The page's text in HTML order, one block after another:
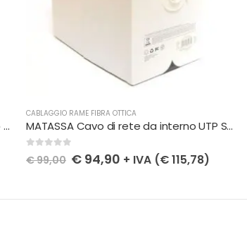
MATASSA Cavo di rete non schermato cat 5E FTP Maxcable filo cat. 5e 305m
CABLAGGIO RAME FIBRA OTTICA
MATASSA Cavo di rete da interno UTP Seven, cat. 5e, 305m
€99,00 € 94,90 + IVA (€115,78)